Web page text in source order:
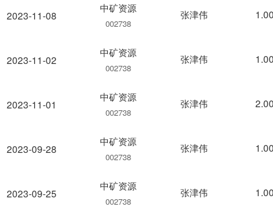
2023-11-08
2023-11-02
2023-11-01
2023-09-28
2023-09-25
中矿资源
002738
张津伟
中矿资源
002738
张津伟
中矿资源
002738
张津伟
中矿资源
002738
张津伟
中矿资源
002738
张津伟